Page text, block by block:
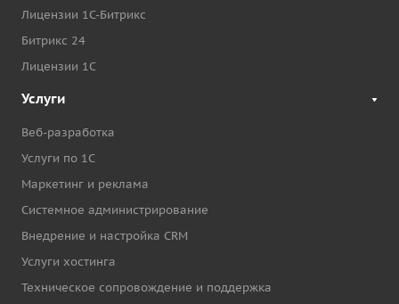
Лицензии 1С-Битрикс
Битрикс 24
Лицензии 1С
Услуги
Веб-разработка
Услуги по 1С
Маркетинг и реклама
Системное администрирование
Внедрение и настройка CRM
Услуги хостинга
Техническое сопровождение и поддержка